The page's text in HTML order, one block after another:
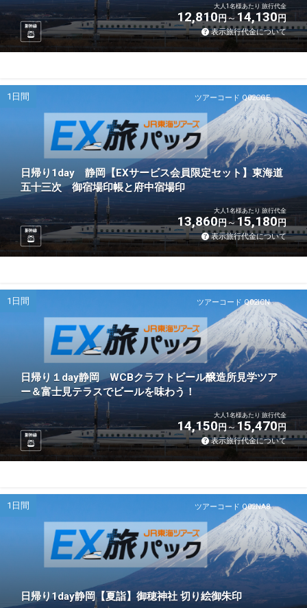
新幹線
大人1名様あたり 旅行代金
12,810円 14,130円
表示旅行代金について
ツアーコード Q02CGE
1日間
日帰り1day 静岡【EXサービス会員限定セット】東海道
五十三次 御宿場印帳と府中宿場印
新幹線
大人1名様あたり 旅行代金
13,860円 15,180円
表示旅行代金について
ツアーコード Q02ICN
1日間
日帰り１day静岡 WCBクラフトビール醸造所見学ツア
ー＆富士見テラスでビールを味わう！
新幹線
大人1名様あたり 旅行代金
14,150円 15,470円
表示旅行代金について
ツアーコード Q02NA8
1日間
日帰り1day静岡【夏詣】御穂神社 切り絵御朱印